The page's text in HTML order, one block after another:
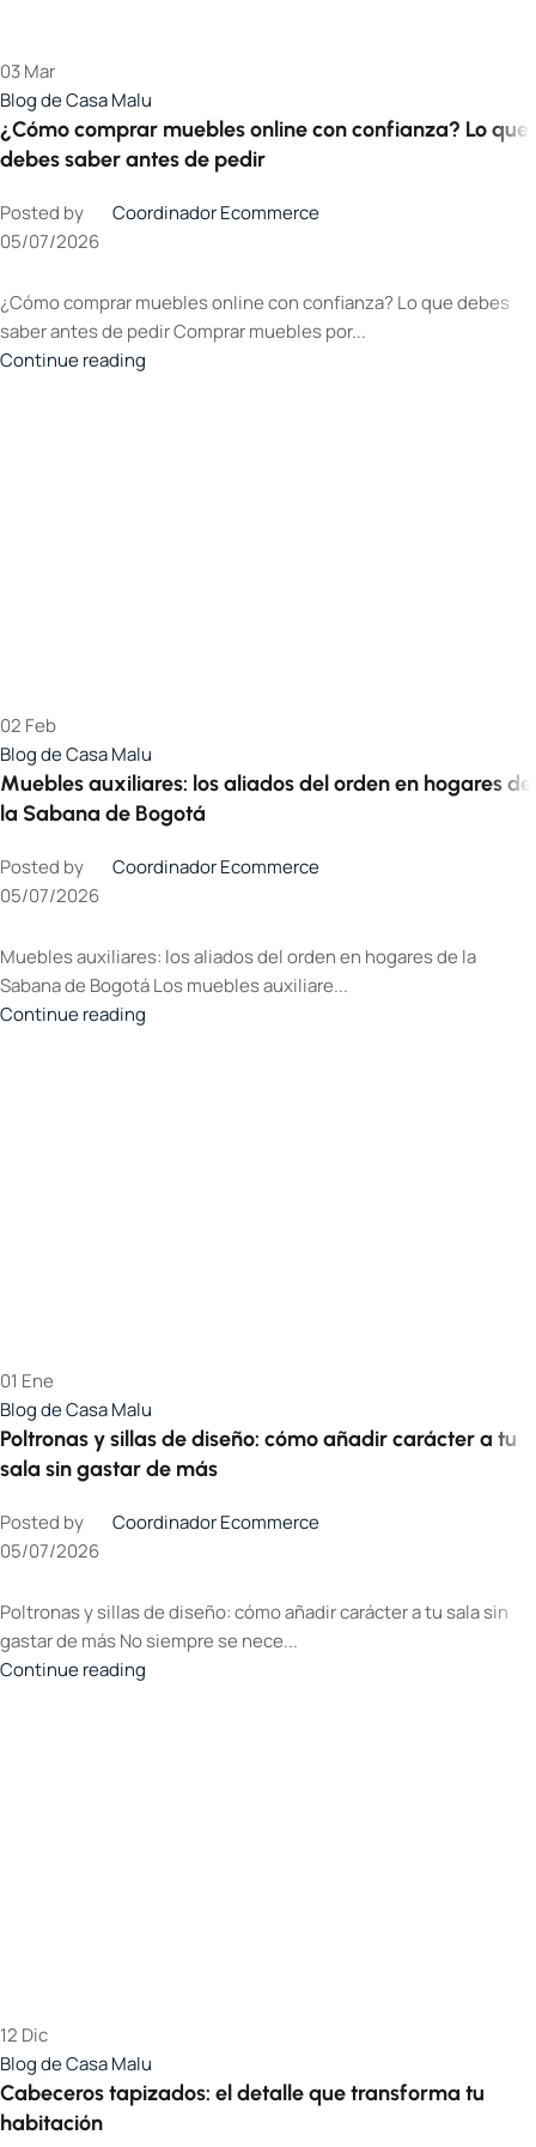
03Mar
Blog de Casa Malu
¿Cómo comprar muebles online con confianza? Lo que
debes saber antes de pedir
Posted by
Coordinador Ecommerce
05/07/2026
¿Cómo comprar muebles online con confianza? Lo que debes
saber antes de pedir Comprar muebles por...
Continue reading
02 Feb
Blog de Casa Malu
Muebles auxiliares: los aliados del orden en hogares de
la Sabana de Bogotá
Posted by
Coordinador Ecommerce
05/07/2026
Muebles auxiliares: los aliados del orden en hogares de la
Sabana de Bogotá Los muebles auxiliare...
Continue reading
01 Ene
Blog de Casa Malu
Poltronas y sillas de diseño: cómo añadir carácter a tu
sala sin gastar de más
Posted by
Coordinador Ecommerce
05/07/2026
Poltronas y sillas de diseño: cómo añadir carácter a tu sala sin
gastar de más No siempre se nece...
Continue reading
12 Dic
Blog de Casa Malu
Cabeceros tapizados: el detalle que transforma tu
habitación